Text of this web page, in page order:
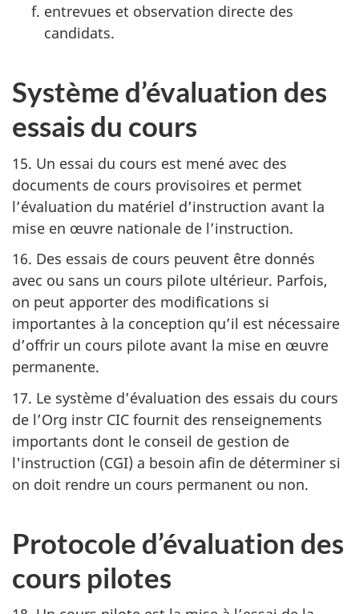
entrevues et observation directe des
candidats.
Système d’évaluation des
essais du cours
15. Un essai du cours est mené avec des
documents de cours provisoires et permet
l’évaluation du matériel d’instruction avant la
mise en œuvre nationale de l’instruction.
16. Des essais de cours peuvent être donnés
avec ou sans un cours pilote ultérieur. Parfois,
on peut apporter des modifications si
importantes à la conception qu’il est nécessaire
d’offrir un cours pilote avant la mise en œuvre
permanente.
17. Le système d’évaluation des essais du cours
de l’Org instr CIC fournit des renseignements
importants dont le conseil de gestion de
l'instruction (CGI) a besoin afin de déterminer si
on doit rendre un cours permanent ou non.
Protocole d’évaluation des
cours pilotes